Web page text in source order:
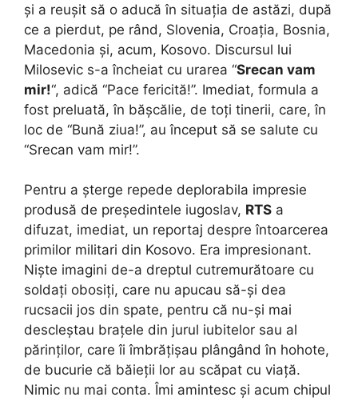
și a reușit să o aducă în situația de astăzi, după
ce a pierdut, pe rând, Slovenia, Croația, Bosnia,
Macedonia și, acum, Kosovo. Discursul lui
Milosevic s-a încheiat cu urarea “Srecan vam
mir!“, adică “Pace fericită!”. Imediat, formula a
fost preluată, în bășcălie, de toți tinerii, care, în
loc de “Bună ziua!”, au început să se salute cu
“Srecan vam mir!”.
Pentru a șterge repede deplorabila impresie
produsă de președintele iugoslav, RTS a
difuzat, imediat, un reportaj despre întoarcerea
primilor militari din Kosovo. Era impresionant.
Niște imagini de-a dreptul cutremurătoare cu
soldați obosiți, care nu apucau să-și dea
rucsacii jos din spate, pentru că nu-și mai
descleștau brațele din jurul iubitelor sau al
părinților, care îi îmbrățișau plângând în hohote,
de bucurie că băieții lor au scăpat cu viață.
Nimic nu mai conta. Îmi amintesc și acum chipul